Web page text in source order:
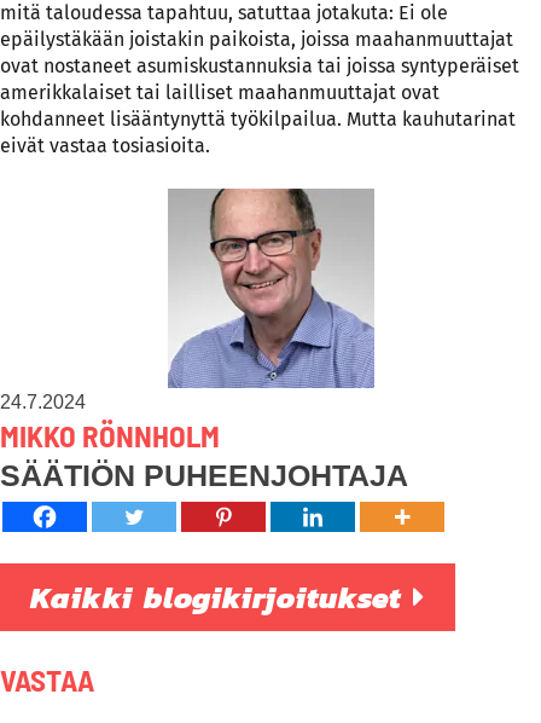
mitä taloudessa tapahtuu, satuttaa jotakuta: Ei ole
epäilystäkään joistakin paikoista, joissa maahanmuuttajat
ovat nostaneet asumiskustannuksia tai joissa syntyperäiset
amerikkalaiset tai lailliset maahanmuuttajat ovat
kohdanneet lisääntynyttä työkilpailua. Mutta kauhutarinat
eivät vastaa tosiasioita.
24.7.2024
MIKKO RÖNNHOLM
SÄÄTIÖN PUHEENJOHTAJA
Kaikki blogikirjoitukset
VASTAA